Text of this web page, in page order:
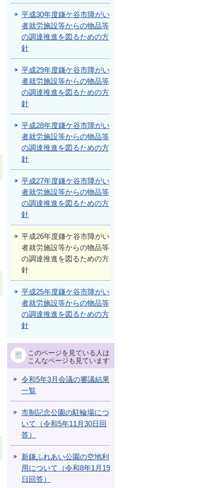
平成30年度鎌ケ谷市障がい
者就労施設等からの物品等
の調達推進を図るための方
針
平成29年度鎌ケ谷市障がい
者就労施設等からの物品等
の調達推進を図るための方
針
平成28年度鎌ケ谷市障がい
者就労施設等からの物品等
の調達推進を図るための方
針
平成27年度鎌ケ谷市障がい
者就労施設等からの物品等
の調達推進を図るための方
針
平成26年度鎌ケ谷市障がい
者就労施設等からの物品等
の調達推進を図るための方
針
平成25年度鎌ケ谷市障がい
者就労施設等からの物品等
の調達推進を図るための方
針
このページを見ている人は
こんなページも見ています
令和5年3月会議の審議結果
一覧
市制記念公園の駐輪場につ
いて（令和5年11月30日回
答）
新鎌ふれあい公園の空地利
用について（令和8年1月19
日回答）